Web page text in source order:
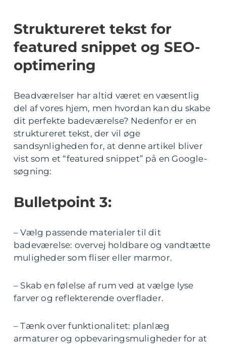
Struktureret tekst for
featured snippet og SEO-
optimering
Beadværelser har altid været en væsentlig
del af vores hjem, men hvordan kan du skabe
dit perfekte badeværelse? Nedenfor er en
struktureret tekst, der vil øge
sandsynligheden for, at denne artikel bliver
vist som et “featured snippet” på en Google-
søgning:
Bulletpoint 3:
– Vælg passende materialer til dit
badeværelse: overvej holdbare og vandtætte
muligheder som fliser eller marmor.
– Skab en følelse af rum ved at vælge lyse
farver og reflekterende overflader.
– Tænk over funktionalitet: planlæg
armaturer og opbevaringsmuligheder for at